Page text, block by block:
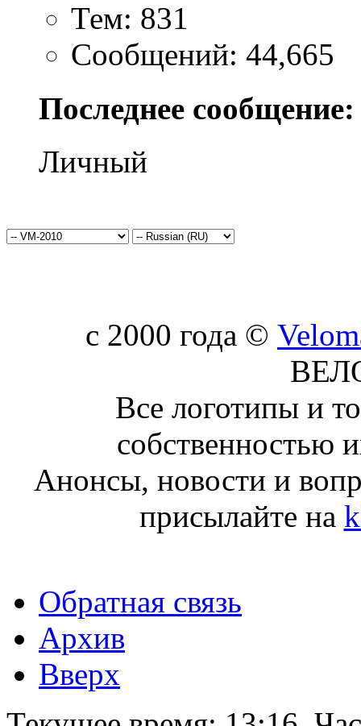
Тем: 831
Сообщений: 44,665
Последнее сообщение:
Личный
c 2000 года ©
Все логотипы и
собственностью
Анонсы, новости и
присылайте на
Обратная связь
Архив
Вверх